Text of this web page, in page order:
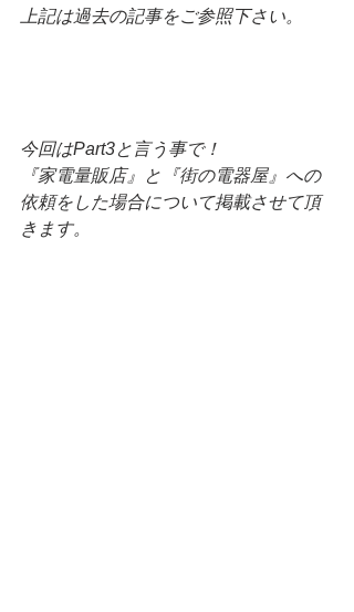
上記は過去の記事をご参照下さい。
今回はPart3と言う事で！
『家電量販店』と『街の電器屋』への
依頼をした場合について掲載させて頂
きます。